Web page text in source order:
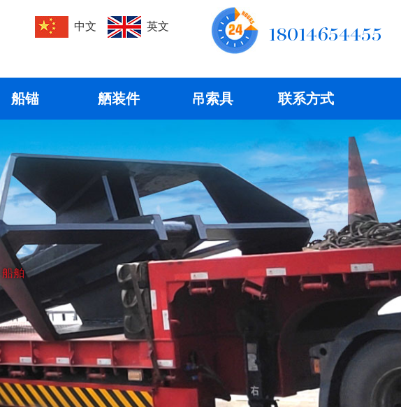
18014654455
中文 英文
船锚 舾装件 吊索具 联系方式
船舶